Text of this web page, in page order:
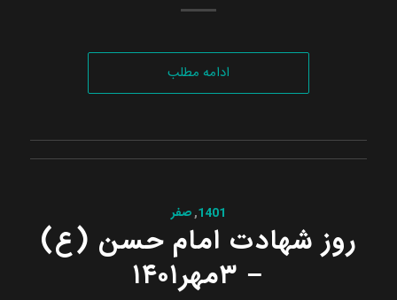
ادامه مطلب
1401
,صفر
روز شهادت امام حسن (ع)
– ۳مهر۱۴۰۱